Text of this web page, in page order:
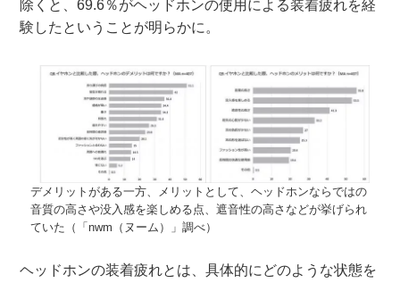
除くと、69.6％がヘッドホンの使用による装着疲れを経
験したということが明らかに。
デメリットがある一方、メリットとして、ヘッドホンならではの
音質の高さや没入感を楽しめる点、遮音性の高さなどが挙げられ
ていた（「nwm（ヌーム）」調べ）
ヘッドホンの装着疲れとは、具体的にどのような状態を